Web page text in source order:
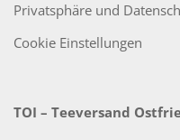
Privatsphäre und
Cookie Einstellungen
TOI – Teeversand